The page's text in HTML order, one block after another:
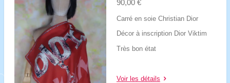
90,00 €
Carré en soie Christian Dior
Décor à inscription Dior Viktim
Très bon état
Voir les détails